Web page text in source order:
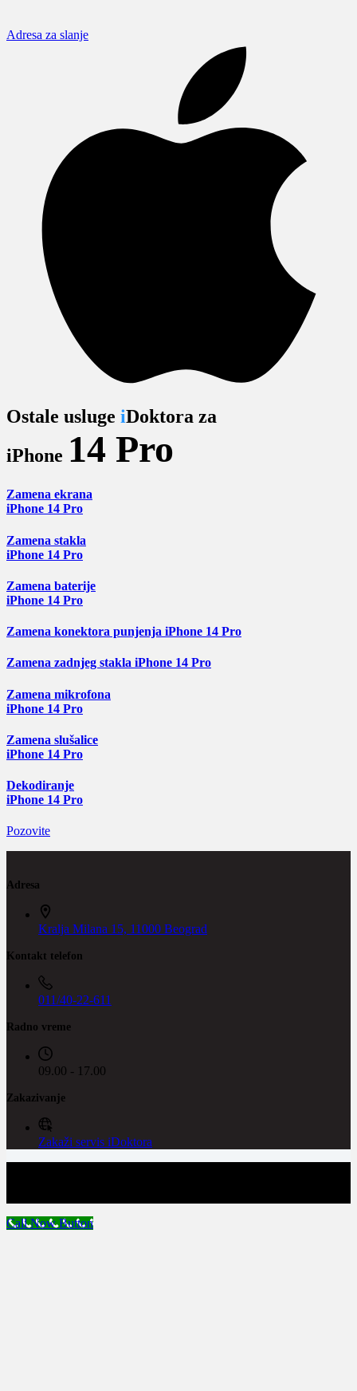
Adresa za slanje
Ostale usluge iDoktora za
iPhone 14 Pro
Zamena ekrana
iPhone 14 Pro
Zamena stakla
iPhone 14 Pro
Zamena baterije
iPhone 14 Pro
Zamena konektora punjenja iPhone 14 Pro
Zamena zadnjeg stakla iPhone 14 Pro
Zamena mikrofona
iPhone 14 Pro
Zamena slušalice
iPhone 14 Pro
Dekodiranje
iPhone 14 Pro
Pozovite
Adresa
Kralja Milana 15, 11000 Beograd
Kontakt telefon
011/40-22-611
Radno vreme
09.00 - 17.00
Zakazivanje
Zakaži servis iDoktora
Call Now Button